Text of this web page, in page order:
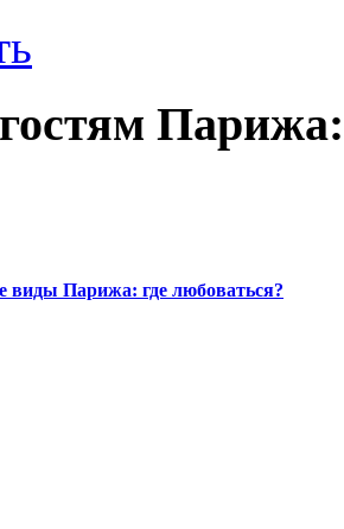
Парижа:
Парижа: где любоваться?